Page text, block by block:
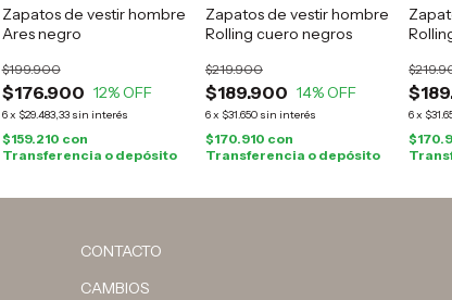
Zapatos de vestir hombre
Ares negro
$176.900
$199.900
12% OFF
6x $29.483,33 sin interés
$159.210 con
Transferencia o depósito
Zapatos de vestir hombre
Rolling cuero negros
$189.900
$219.900
14% OFF
6x $31.650 sin interés
$170.910 con
Transferencia o depósito
6x
CONTACTO
CAMBIOS